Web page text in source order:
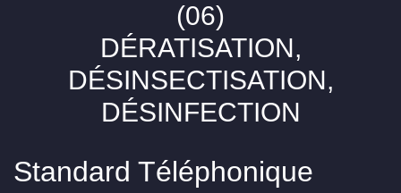
(06)
DÉRATISATION,
DÉSINSECTISATION,
DÉSINFECTION
Standard Téléphonique